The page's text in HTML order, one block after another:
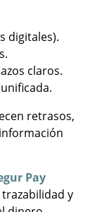
digitales).
claros.
retrasos,
Pay
y